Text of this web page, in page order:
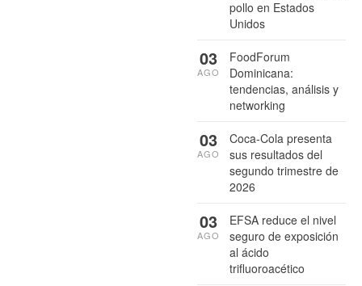
pollo en Estados
Unidos
FoodForum
Dominicana:
tendencias, análisis y
networking
03
AGO
Coca-Cola presenta
sus resultados del
segundo trimestre de
2026
03
AGO
EFSA reduce el nivel
seguro de exposición
al ácido
trifluoroacético
03
AGO